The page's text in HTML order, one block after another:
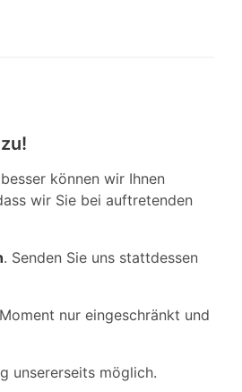
können wir Ihnen
wir Sie bei auftretenden
. Senden Sie uns stattdessen
nur eingeschränkt und
unsererseits möglich.